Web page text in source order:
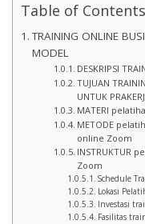
Table of Contents
TRAINING ONLINE
MODEL
DESKRIPSI
TUJUAN
UNTUK
MATERI
METODE
online Zoom
INSTRUKTUR
Zoom
Schedule
Lokasi
Investasi
Fasilitas